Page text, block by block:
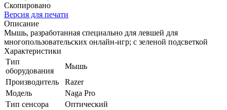
Скопировано
Версия для печати
Описание
Мышь, разработанная специально для левшей для
многопользовательских онлайн-игр; с зеленой подсветкой
Характеристики
Тип
оборудования
Мышь
Производитель
Razer
Модель
Naga Pro
Тип сенсора
Оптический